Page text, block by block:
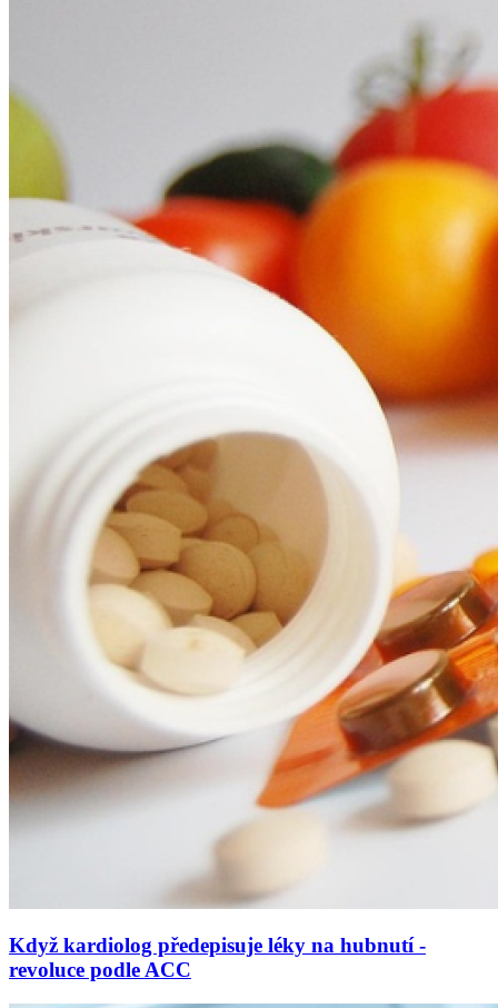
Když kardiolog předepisuje léky na hubnutí -
revoluce podle ACC